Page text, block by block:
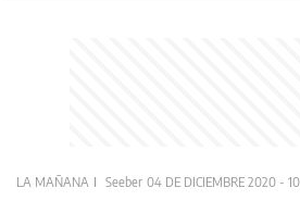
LA MAÑANA Seeber 04 DE DICIEMBRE 2020 -